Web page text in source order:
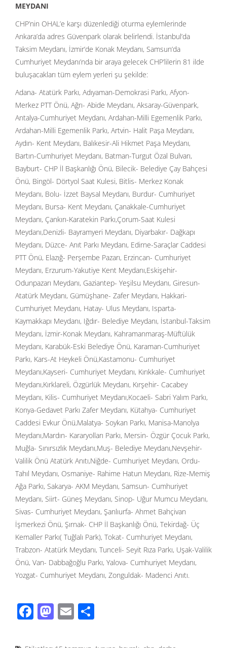
MEYDANI
CHP’nin OHAL’e karşı düzenlediği oturma eylemlerinde
Ankara’da adres Güvenpark olarak belirlendi. İstanbul’da
Taksim Meydanı, İzmir’de Konak Meydanı, Samsun’da
Cumhuriyet Meydanı’nda bir araya gelecek CHP’lilerin 81 ilde
buluşacakları tüm eylem yerleri şu şekilde:
Adana- Atatürk Parkı, Adıyaman-Demokrasi Parkı, Afyon-
Merkez PTT Önü, Ağrı- Abide Meydanı, Aksaray-Güvenpark,
Antalya-Cumhuriyet Meydanı, Ardahan-Milli Egemenlik Parkı,
Ardahan-Milli Egemenlik Parkı, Artvin- Halit Paşa Meydanı,
Aydın- Kent Meydanı, Balıkesir-Ali Hikmet Paşa Meydanı,
Bartın-Cumhuriyet Meydanı, Batman-Turgut Özal Bulvarı,
Bayburt- CHP İl Başkanlığı Önü, Bilecik- Belediye Çay Bahçesi
Önü, Bingöl- Dörtyol Saat Kulesi, Bitlis- Merkez Konak
Meydanı, Bolu- İzzet Baysal Meydanı, Burdur- Cumhuriyet
Meydanı, Bursa- Kent Meydanı, Çanakkale-Cumhuriyet
Meydanı, Çankırı-Karatekin Parkı,Çorum-Saat Kulesi
Meydanı,Denizli- Bayramyeri Meydanı, Diyarbakır- Dağkapı
Meydanı, Düzce- Anıt Parkı Meydanı, Edirne-Saraçlar Caddesi
PTT Önü, Elazığ- Perşembe Pazarı, Erzincan- Cumhuriyet
Meydanı, Erzurum-Yakutiye Kent Meydanı,Eskişehir-
Odunpazarı Meydanı, Gaziantep- Yeşilsu Meydanı, Giresun-
Atatürk Meydanı, Gümüşhane- Zafer Meydanı, Hakkari-
Cumhuriyet Meydanı, Hatay- Ulus Meydanı, Isparta-
Kaymakkapı Meydanı, Iğdır- Belediye Meydanı, İstanbul-Taksim
Meydanı, İzmir-Konak Meydanı, Kahramanmaraş-Müftülük
Meydanı, Karabük-Eski Belediye Önü, Karaman-Cumhuriyet
Parkı, Kars-At Heykeli Önü,Kastamonu- Cumhuriyet
Meydanı,Kayseri- Cumhuriyet Meydanı, Kırıkkale- Cumhuriyet
Meydanı,Kırklareli, Özgürlük Meydanı, Kırşehir- Cacabey
Meydanı, Kilis- Cumhuriyet Meydanı,Kocaeli- Sabri Yalım Parkı,
Konya-Gedavet Parkı Zafer Meydanı, Kütahya- Cumhuriyet
Caddesi Evkur Önü,Malatya- Soykan Parkı, Manisa-Manolya
Meydanı,Mardın- Kararyolları Parkı, Mersin- Özgür Çocuk Parkı,
Muğla- Sınırsızlık Meydanı,Muş- Belediye Meydanı,Nevşehir-
Valilik Önü Atatürk Anıtı,Niğde- Cumhuriyet Meydanı, Ordu-
Tahıl Meydanı, Osmaniye- Rahime Hatun Meydanı, Rize-Memiş
Ağa Parkı, Sakarya- AKM Meydanı, Samsun- Cumhuriyet
Meydanı, Siirt- Güneş Meydanı, Sinop- Uğur Mumcu Meydanı,
Sivas- Cumhuriyet Meydanı, Şanlıurfa- Ahmet Bahçivan
İşmerkezi Önü, Şırnak- CHP İl Başkanlığı Önü, Tekirdağ- Üç
Kemaller Parkı( Tuğlalı Park), Tokat- Cumhuriyet Meydanı,
Trabzon- Atatürk Meydanı, Tunceli- Seyit Rıza Parkı, Uşak-Valilik
Önü, Van- Dabbağoğlu Parkı, Yalova- Cumhuriyet Meydanı,
Yozgat- Cumhuriyet Meydanı, Zonguldak- Madenci Anıtı.
F
ac
e
M
as
to
E
m
ail ar